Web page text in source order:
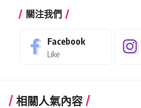
關注我們
Facebook
Like
相關人氣內容